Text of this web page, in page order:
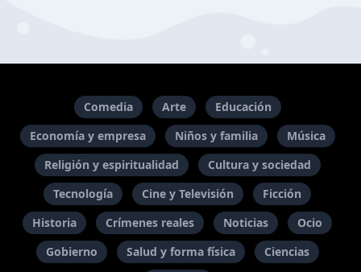
Comedia Arte
Educación
Economía y empresa
Niños y familia
Música
Religión y espiritualidad
Cultura y sociedad
Tecnología
Cine y Televisión
Ficción
Historia
Crímenes reales Noticias
Ocio
Gobierno
Salud y forma física Ciencias